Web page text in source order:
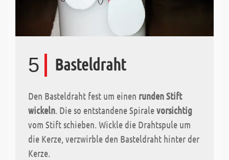
5 Basteldraht
Den Basteldraht fest um einen runden Stift
wickeln. Die so entstandene Spiralevorsichtig
vom Stift schieben. Wickle die Drahtspule um
die Kerze, verzwirble den Basteldraht hinter der
Kerze.